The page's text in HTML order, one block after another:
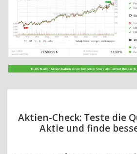
Aktien-Check: Teste die
Aktie und finde